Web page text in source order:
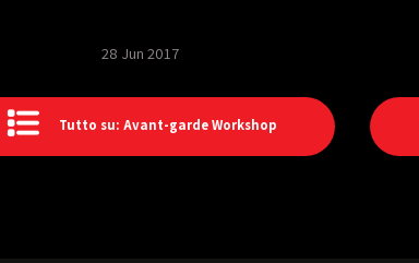
28 Jun 2017
Tutto su: Avant-garde Workshop